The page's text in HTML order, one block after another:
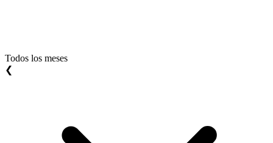
Todos los meses
❮